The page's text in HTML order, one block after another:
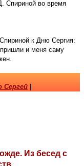
Спириной во время
к Дню Сергия:
и меня саму
Сергей |
Из бесед с